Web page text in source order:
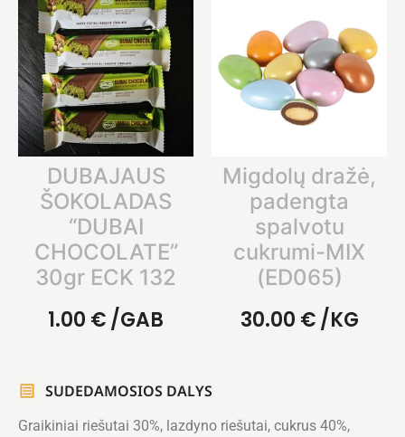
DUBAJAUS
ŠOKOLADAS
“DUBAI
CHOCOLATE”
30gr ECK 132
1.00 €/GAB
Migdolų dražė,
padengta
spalvotu
cukrumi-MIX
(ED065)
30.00 €/KG
SUDEDAMOSIOS DALYS
Graikiniai riešutai 30%, lazdyno riešutai, cukrus 40%,